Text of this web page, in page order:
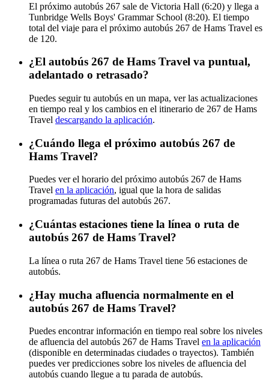
El próximo autobús 267 sale de Victoria Hall (6:20) y llega a
Tunbridge Wells Boys' Grammar School (8:20). El tiempo
total del viaje para el próximo autobús 267 de Hams Travel es
de 120.
¿El autobús 267 de Hams Travel va puntual,
adelantado o retrasado?
Puedes seguir tu autobús en un mapa, ver las actualizaciones
en tiempo real y los cambios en el itinerario de 267 de Hams
Travel descargando la aplicación.
¿Cuándo llega el próximo autobús 267 de
Hams Travel?
Puedes ver el horario del próximo autobús 267 de Hams
Travel en la aplicación, igual que la hora de salidas
programadas futuras del autobús 267.
¿Cuántas estaciones tiene la línea o ruta de
autobús 267 de Hams Travel?
La línea o ruta 267 de Hams Travel tiene 56 estaciones de
autobús.
¿Hay mucha afluencia normalmente en el
autobús 267 de Hams Travel?
Puedes encontrar información en tiempo real sobre los niveles
de afluencia del autobús 267 de Hams Travel en la aplicación
(disponible en determinadas ciudades o trayectos). También
puedes ver predicciones sobre los niveles de afluencia del
autobús cuando llegue a tu parada de autobús.